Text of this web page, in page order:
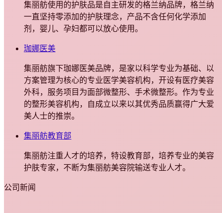
集丽舫使用的护肤品是自主研发的格兰纳品牌，格兰纳
一直坚持零添加的护肤理念，产品不含任何化学添加
剂，婴儿、孕妇都可以放心使用。
珈娜医美
集丽舫旗下珈娜医美品牌，是家以科学专业为基础、以
方案管理为核心的专业医学美容机构，开设有医疗美容
外科，服务项目为面部微整形、手术微整形。作为专业
的整形美容机构，自成立以来以其优秀品质赢得广大爱
美人士的推崇。
集丽舫教育部
集丽舫注重人才的培养，特设教育部，培养专业的美容
护肤专家，不断为集丽舫美容院输送专业人才。
公司新闻